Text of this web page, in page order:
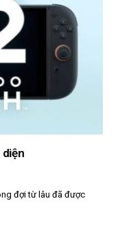
đợi từ lâu đã được